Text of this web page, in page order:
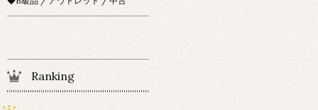
Ranking